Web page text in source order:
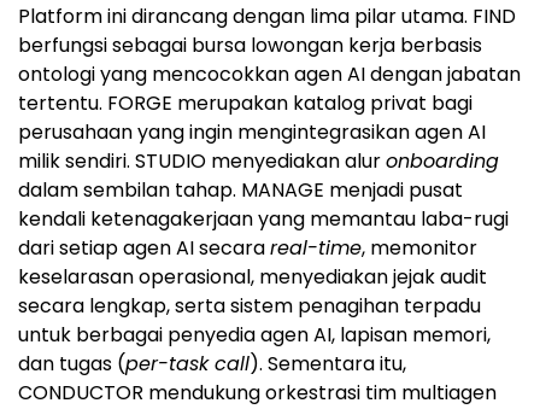
Platform ini dirancang dengan lima pilar utama. FIND
berfungsi sebagai bursa lowongan kerja berbasis
ontologi yang mencocokkan agen AI dengan jabatan
tertentu. FORGE merupakan katalog privat bagi
perusahaan yang ingin mengintegrasikan agen AI
milik sendiri. STUDIO menyediakan aluronboarding
dalam sembilan tahap. MANAGE menjadi pusat
kendali ketenagakerjaan yang memantau laba-rugi
dari setiap agen AI secarareal-time, memonitor
keselarasan operasional, menyediakan jejak audit
secara lengkap, serta sistem penagihan terpadu
untuk berbagai penyedia agen AI, lapisan memori,
dan tugas (per-task call). Sementara itu,
CONDUCTOR mendukung orkestrasi tim multiagen